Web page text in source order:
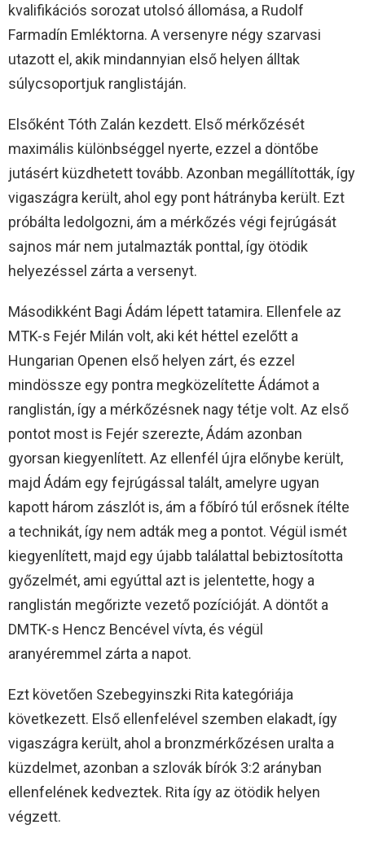
kvalifikációs sorozat utolsó állomása, a Rudolf
Farmadín Emléktorna. A versenyre négy szarvasi
utazott el, akik mindannyian első helyen álltak
súlycsoportjuk ranglistáján.
Elsőként Tóth Zalán kezdett. Első mérkőzését
maximális különbséggel nyerte, ezzel a döntőbe
jutásért küzdhetett tovább. Azonban megállították, így
vigaszágra került, ahol egy pont hátrányba került. Ezt
próbálta ledolgozni, ám a mérkőzés végi fejrúgását
sajnos már nem jutalmazták ponttal, így ötödik
helyezéssel zárta a versenyt.
Másodikként Bagi Ádám lépett tatamira. Ellenfele az
MTK-s Fejér Milán volt, aki két héttel ezelőtt a
Hungarian Openen első helyen zárt, és ezzel
mindössze egy pontra megközelítette Ádámot a
ranglistán, így a mérkőzésnek nagy tétje volt. Az első
pontot most is Fejér szerezte, Ádám azonban
gyorsan kiegyenlített. Az ellenfél újra előnybe került,
majd Ádám egy fejrúgással talált, amelyre ugyan
kapott három zászlót is, ám a főbíró túl erősnek ítélte
a technikát, így nem adták meg a pontot. Végül ismét
kiegyenlített, majd egy újabb találattal bebiztosította
győzelmét, ami egyúttal azt is jelentette, hogy a
ranglistán megőrizte vezető pozícióját. A döntőt a
DMTK-s Hencz Bencével vívta, és végül
aranyéremmel zárta a napot.
Ezt követően Szebegyinszki Rita kategóriája
következett. Első ellenfelével szemben elakadt, így
vigaszágra került, ahol a bronzmérkőzésen uralta a
küzdelmet, azonban a szlovák bírók 3:2 arányban
ellenfelének kedveztek. Rita így az ötödik helyen
végzett.